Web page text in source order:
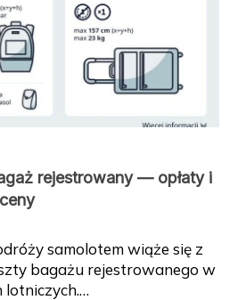
rejestrowany — opłaty i
samolotem wiąże się z
bagażu rejestrowanego w
lotniczych.…